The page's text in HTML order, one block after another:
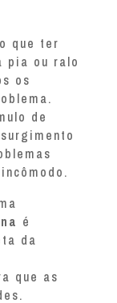
que ter
pia ou ralo
os
de
é
da
que as